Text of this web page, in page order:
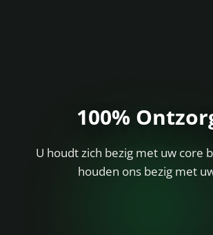
100%
U houdt zich bezig met uw core
houden ons bezig met